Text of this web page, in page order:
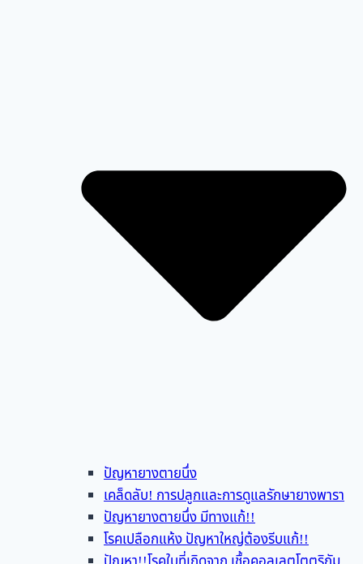
ปัญหายางตายนึ่ง
เคล็ดลับ! การปลูกและการดูแลรักษายางพารา
ปัญหายางตายนึ่ง มีทางแก้!!
โรคเปลือกแห้ง ปัญหาใหญ่ต้องรีบแก้!!